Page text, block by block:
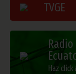
TVGE
Haz